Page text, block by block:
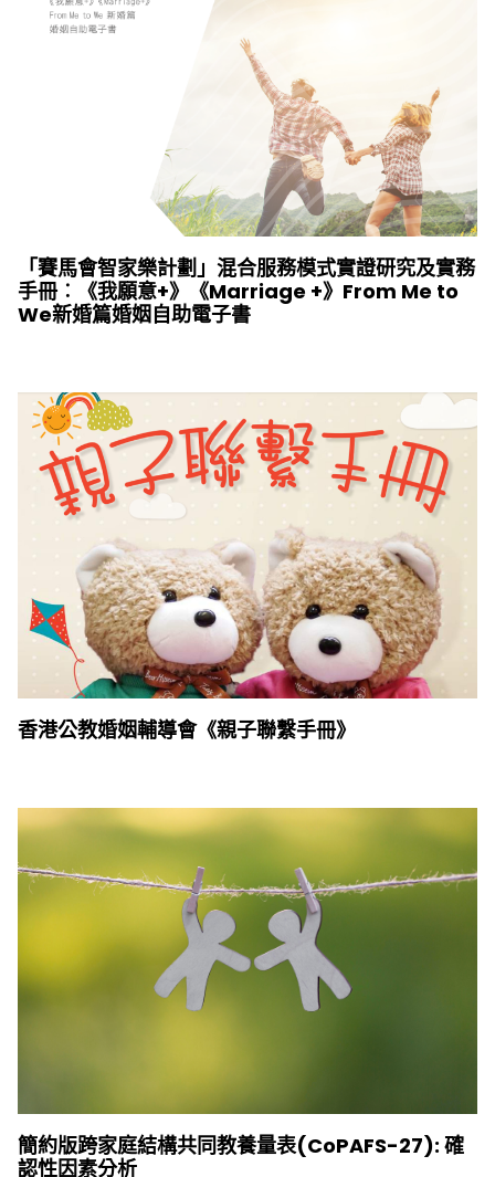
「賽馬會智家樂計劃」混合服務模式實證研究及實務
手冊︰《我願意+》《Marriage +》From Me to
We新婚篇婚姻自助電子書
香港公教婚姻輔導會《親子聯繫手冊》
簡約版跨家庭結構共同教養量表(CoPAFS-27): 確
認性因素分析